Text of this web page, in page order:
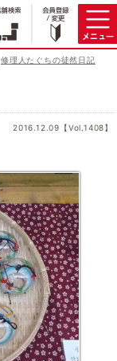
修理人たぐちの徒然日記
2016.12.09【Vol.1408】